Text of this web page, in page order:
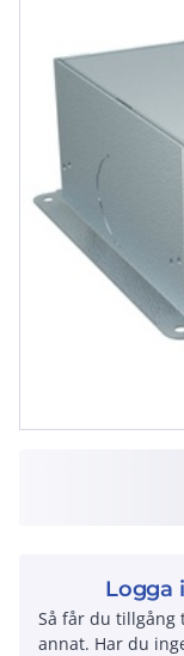
Logga
Så får du tillgång
annat. Har du